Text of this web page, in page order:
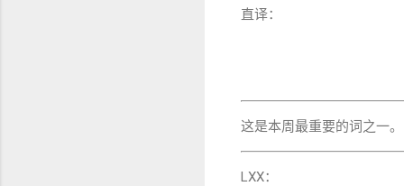
直译：
这是本周最重要的词之一。
LXX：